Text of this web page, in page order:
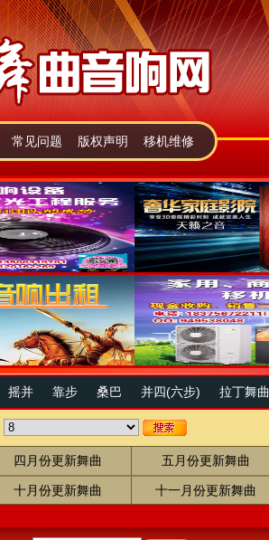
常见问题 版权声明 移机维修
摇并 靠步 桑巴 并四(六步) 拉丁舞曲
四月份更新舞曲 五月份更新舞曲
十月份更新舞曲 十一月份更新舞曲